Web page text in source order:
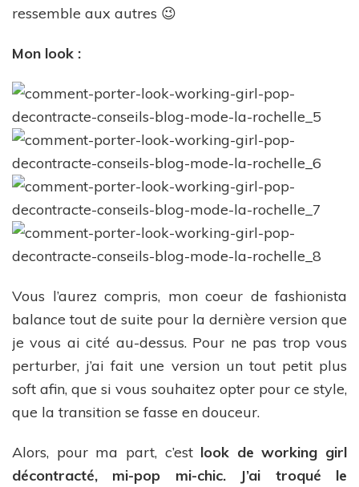
ressemble aux autres 😉
Mon look :
Vous l’aurez compris, mon coeur de fashionista
balance tout de suite pour la dernière version que
je vous ai cité au-dessus. Pour ne pas trop vous
perturber, j’ai fait une version un tout petit plus
soft afin, que si vous souhaitez opter pour ce style,
que la transition se fasse en douceur.
Alors, pour ma part, c’est look de working girl
décontracté, mi-pop mi-chic.
J’ai troqué le